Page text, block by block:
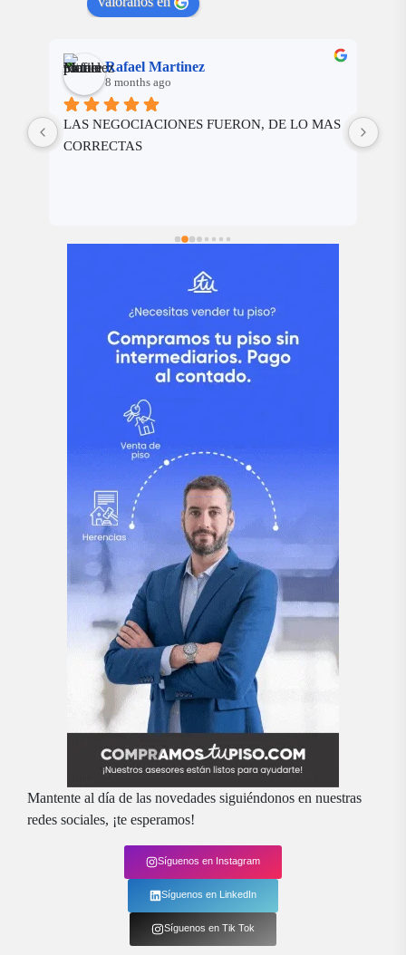
Rafael Martinez
8 months ago
LAS NEGOCIACIONES FUERON, DE LO MAS
CORRECTAS
Mantente al día de las novedades siguiéndonos en nuestras
redes sociales, ¡te esperamos!
Síguenos en Instagram
Síguenos en LinkedIn
Síguenos en Tik Tok